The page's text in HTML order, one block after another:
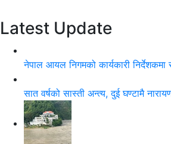
Latest Update
नेपाल आयल निगमको कार्यकारी निर्देशकमा
सात वर्षको सास्ती अन्त्य, दुई घण्टामै